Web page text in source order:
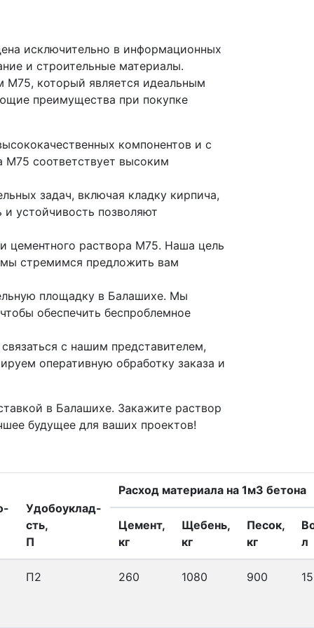
исключительно в информационных
и строительные материалы.
который является идеальным
преимущества при покупке
компонентов и с
соответствует высоким
задач, включая кладку кирпича,
устойчивость позволяют
цементного раствора M75. Наша цель
мы стремимся предложить вам
площадку в Балашихе. Мы
обеспечить беспроблемное
с нашим представителем,
оперативную обработку заказа и
в Балашихе. Закажите раствор
будущее для ваших проектов!
Удобоуклад-
сть,
П
Расход материала на 1м3 бетона
Цемент,
кг
Щебень,
кг
Песок,
кг
л
П2 260 1080 900